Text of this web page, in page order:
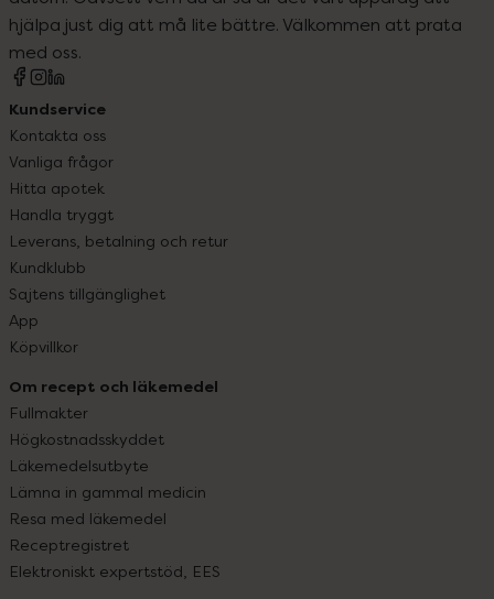
hjälpa just dig att må lite bättre. Välkommen att prata
med oss.
Kundservice
Kontakta oss
Vanliga frågor
Hitta apotek
Handla tryggt
Leverans, betalning och retur
Kundklubb
Sajtens tillgänglighet
App
Köpvillkor
Om recept och läkemedel
Fullmakter
Högkostnadsskyddet
Läkemedelsutbyte
Lämna in gammal medicin
Resa med läkemedel
Receptregistret
Elektroniskt expertstöd, EES